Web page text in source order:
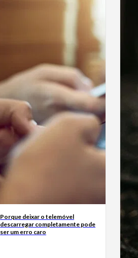
Porque deixar o telemóvel
descarregar completamente pode
ser um erro caro